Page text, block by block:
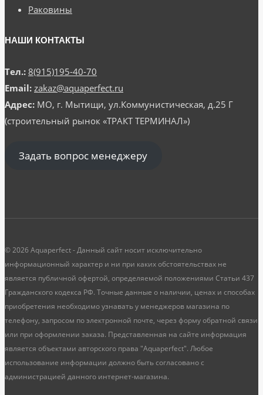
Раковины
НАШИ КОНТАКТЫ
Тел.: 8(915)195-40-70
Email: zakaz@aquaperfect.ru
Адрес: МО, г. Мытищи, ул.Коммунистическая, д.25 Г
(строительный рынок «ТРАКТ ТЕРМИНАЛ»)
Задать вопрос менеджеру
© 2026 Aquaperfect - Данный сайт носит исключительно
информационный характер и ни при каких обстоятельствах не
является публичной офертой, определяемой положениями Статьи 437
Гражданского кодекса РФ. Точные данные о наличии, ценах и способах
приобретения необходимо узнавать у менеджеров магазина по
телефону, запросом по электронной почте, через форму обратной связи
или при оформлении заказа. Представленная на сайте информация
является объектами авторского права "Aquaperfect". Любое
использование информации должно быть согласовано с
администрацией данного интернет-магазина.